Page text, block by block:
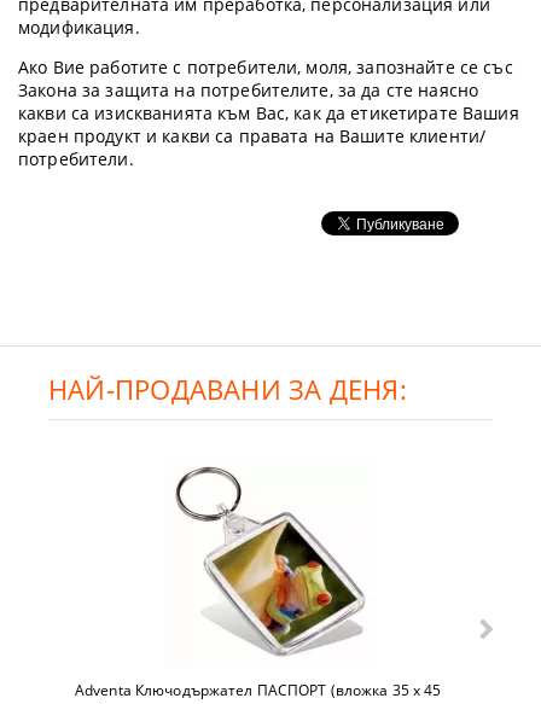
модификация.
Ако Вие работите с потребители, моля, запознайте се със
Закона за защита на потребителите, за да сте наясно
какви са изискванията към Вас, как да етикетирате Вашия
краен продукт и какви са правата на Вашите клиенти/
потребители.
НАЙ-ПРОДАВАНИ ЗА ДЕНЯ:
Adventa Ключодържател ПАСПОРТ (вложка 35 x 45